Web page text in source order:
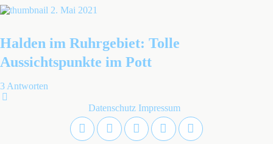
2. Mai 2021
Halden im Ruhrgebiet: Tolle
Aussichtspunkte im Pott
3 Antworten
Datenschutz Impressum